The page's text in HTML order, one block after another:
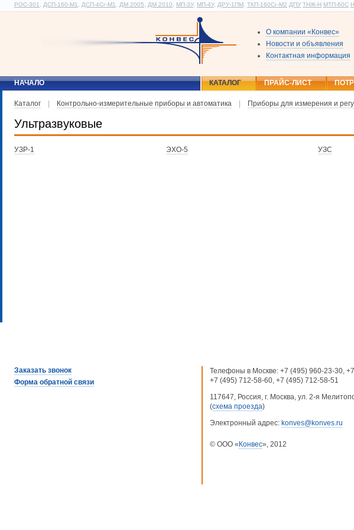
РОС-301 ДСП-160-М1 ДСП-4Сг-М1 ДМ 2005 ДМ 2010 МП-3У, МП-4У, ДРУ-1ПМ ТКП-160Сг-М2 ДПУ ТНЖ-Н МТП-60С
О компании «Конвес»
Новости и объявления
Контактная информация
НАЧАЛО КАТАЛОГ ПРАЙС-ЛИСТ
Каталог Контрольно-измерительные приборы и автоматика Приборы для измерения и
Ультразвуковые
УЗР-1 ЭХО-5 УЗС
Заказать звонок
Форма обратной связи
Телефоны в Москве: +7 (495) 960-23-30,
+7 (495) 712-58-60, +7 (495) 712-58-51
117647, Россия, г. Москва, ул. 2-я
(схема проезда)
Электронный адрес: konves@konves.ru
© ООО « Конвес», 2012